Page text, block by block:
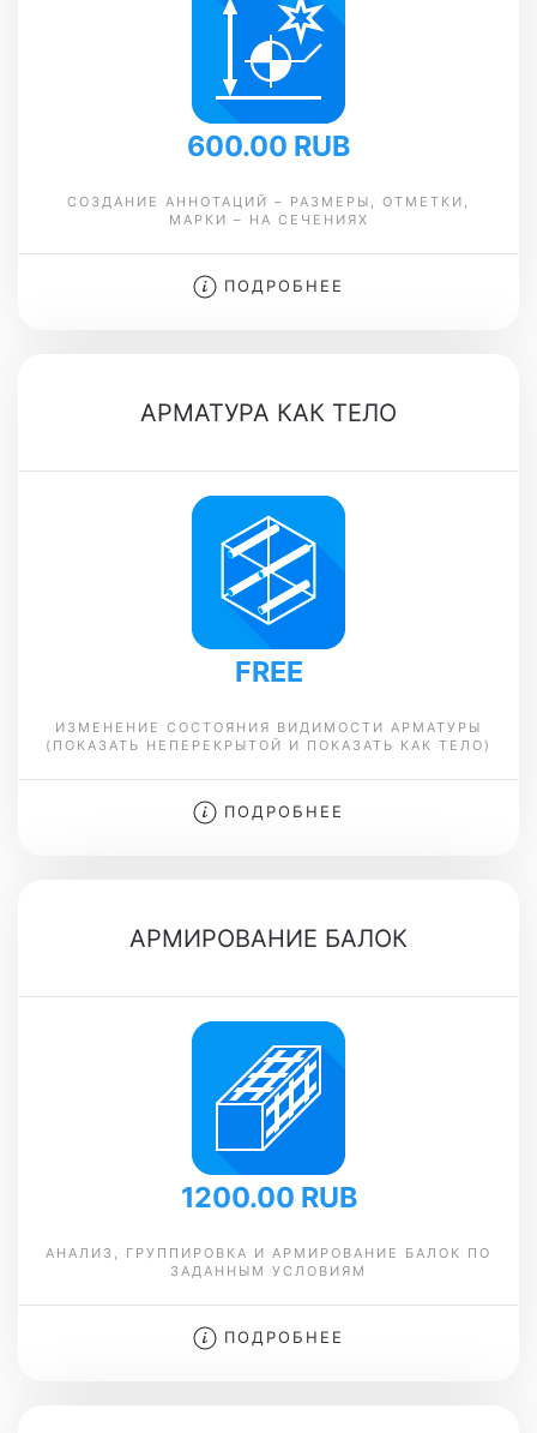
600.00 RUB
СОЗДАНИЕ АННОТАЦИЙ – РАЗМЕРЫ, ОТМЕТКИ,
МАРКИ – НА СЕЧЕНИЯХ
ПОДРОБНЕЕ
АРМАТУРА КАК ТЕЛО
FREE
ИЗМЕНЕНИЕ СОСТОЯНИЯ ВИДИМОСТИ АРМАТУРЫ
(ПОКАЗАТЬ НЕПЕРЕКРЫТОЙ И ПОКАЗАТЬ КАК ТЕЛО)
ПОДРОБНЕЕ
АРМИРОВАНИЕ БАЛОК
1200.00 RUB
АНАЛИЗ, ГРУППИРОВКА И АРМИРОВАНИЕ БАЛОК ПО
ЗАДАННЫМ УСЛОВИЯМ
ПОДРОБНЕЕ